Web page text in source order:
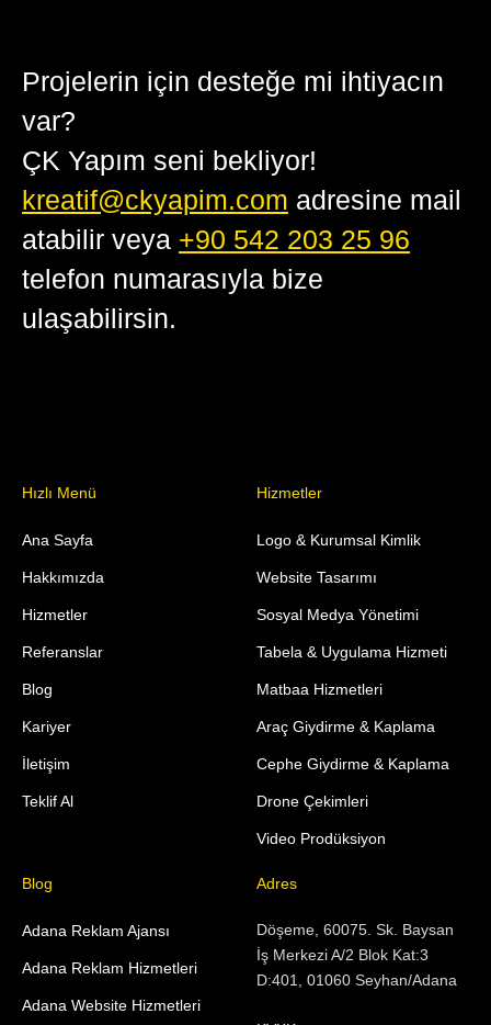
Projelerin için desteğe mi ihtiyacın
var?
ÇK Yapım seni bekliyor!
kreatif@ckyapim.com adresine mail
atabilir veya +90 542 203 25 96
telefon numarasıyla bize
ulaşabilirsin.
Hızlı Menü
Ana Sayfa
Hakkımızda
Hizmetler
Referanslar
Blog
Kariyer
İletişim
Teklif Al
Hizmetler
Logo & Kurumsal Kimlik
Website Tasarımı
Sosyal Medya Yönetimi
Tabela & Uygulama Hizmeti
Matbaa Hizmetleri
Araç Giydirme & Kaplama
Cephe Giydirme & Kaplama
Drone Çekimleri
Video Prodüksiyon
Blog
Adana Reklam Ajansı
Adana Reklam Hizmetleri
Adana Website Hizmetleri
Adres
Döşeme, 60075. Sk. Baysan
İş Merkezi A/2 Blok Kat:3
D:401, 01060 Seyhan/Adana